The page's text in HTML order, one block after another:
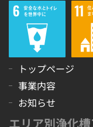
トップページ
事業内容
お知らせ
エリア別浄化